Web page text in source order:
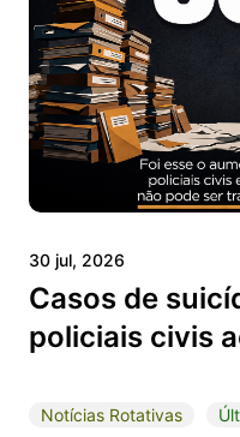
30 jul, 2026
Casos de
policiais civis
Notícias Rotativas